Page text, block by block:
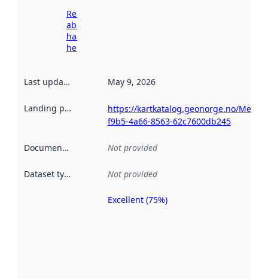
Read more
about
harvesting
here
Last updated May 9, 2026
Landing page
https://kartkatalog.geonorge.no/
f9b5-4a66-8563-62c7600db245
Documentation Not provided
Dataset type Not provided
Excellent (75%)